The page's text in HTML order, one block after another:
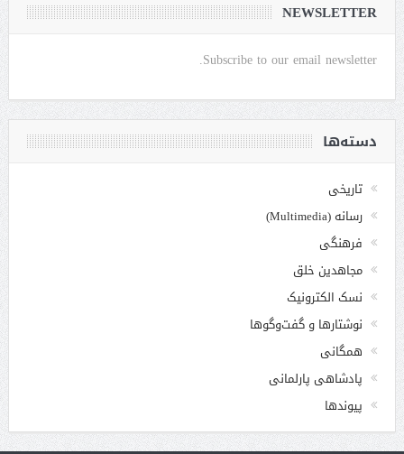
NEWSLETTER
Subscribe to our email newsletter.
دسته‌ها
تاریخی
رسانه (Multimedia)
فرهنگی
مجاهدین خلق
نسک الکترونیک
نوشتارها و گفت‌وگوها
همگانی
پادشاهی پارلمانی
پیوندها